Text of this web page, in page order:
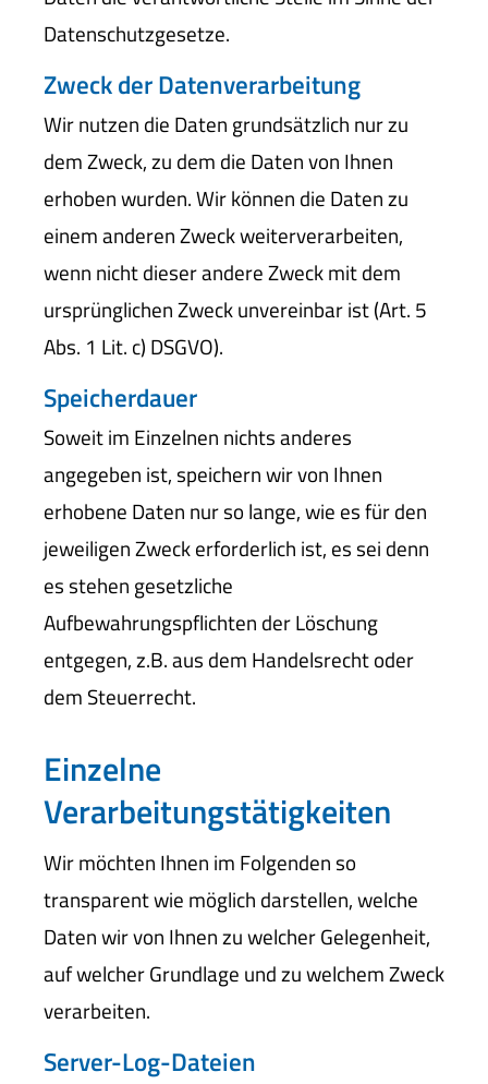
Datenschutzgesetze.
Zweck der Datenverarbeitung
Wir nutzen die Daten grundsätzlich nur zu
dem Zweck, zu dem die Daten von Ihnen
erhoben wurden. Wir können die Daten zu
einem anderen Zweck weiterverarbeiten,
wenn nicht dieser andere Zweck mit dem
ursprünglichen Zweck unvereinbar ist (Art. 5
Abs. 1 Lit. c) DSGVO).
Speicherdauer
Soweit im Einzelnen nichts anderes
angegeben ist, speichern wir von Ihnen
erhobene Daten nur so lange, wie es für den
jeweiligen Zweck erforderlich ist, es sei denn
es stehen gesetzliche
Aufbewahrungspflichten der Löschung
entgegen, z.B. aus dem Handelsrecht oder
dem Steuerrecht.
Einzelne
Verarbeitungstätigkeiten
Wir möchten Ihnen im Folgenden so
transparent wie möglich darstellen, welche
Daten wir von Ihnen zu welcher Gelegenheit,
auf welcher Grundlage und zu welchem Zweck
verarbeiten.
Server-Log-Dateien